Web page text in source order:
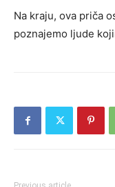
Na kraju, ova priča
poznajemo ljude